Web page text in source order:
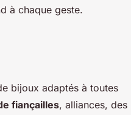
à chaque geste.
bijoux adaptés à toutes
fiançailles, alliances, des